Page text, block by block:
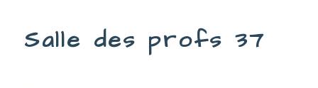
Salle des profs 37